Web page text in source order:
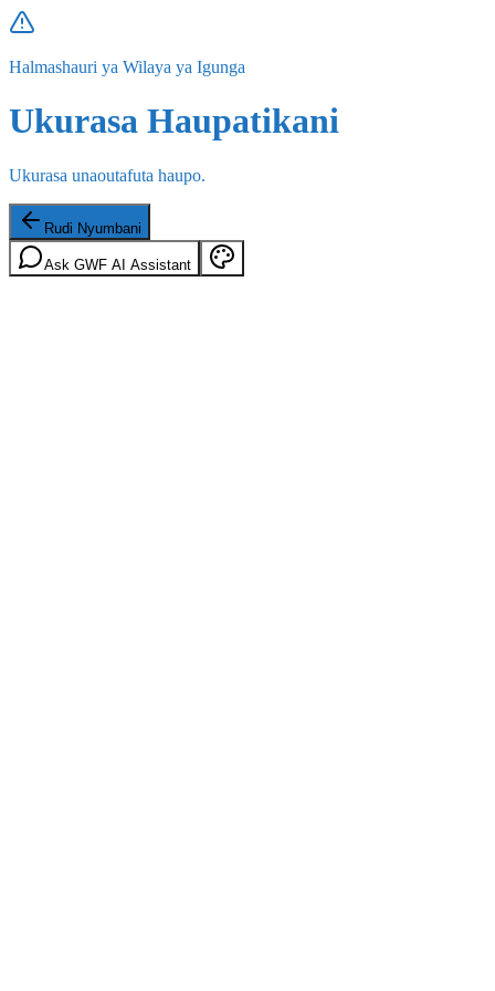
Halmashauri ya Wilaya ya Igunga
Ukurasa Haupatikani
Ukurasa unaoutafuta haupo.
Rudi Nyumbani
Ask GWF AI Assistant